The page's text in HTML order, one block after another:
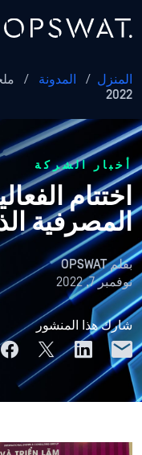
المنزل / المدونة /
2022
أخبار الشركة
اختتام
المصرفية
بقلمOPSWAT
نوفمبر 7, 2022
شارك هذا المنشور